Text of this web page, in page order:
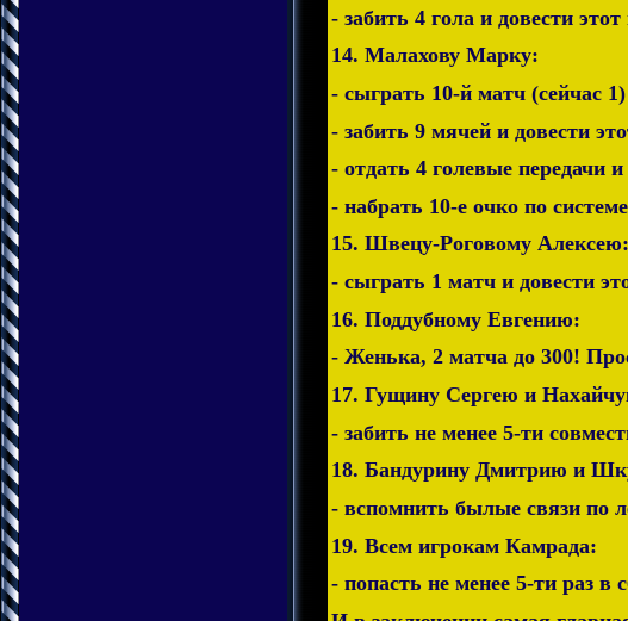
- забить 4 гола и довести
14. Малахову Марку:
- сыграть 10-й матч (сейчас 1)
- забить 9 мячей и довести
- отдать 4 голевые передачи
- набрать 10-е очко по
15. Швецу-Роговому Алексею:
- сыграть 1 матч и довести
16. Поддубному Евгению:
- Женька, 2 матча до 300!
17. Гущину Сергею и
- забить не менее 5-ти
18. Бандурину Дмитрию и
- вспомнить былые связи по
19. Всем игрокам Камрада:
- попасть не менее 5-ти раз в